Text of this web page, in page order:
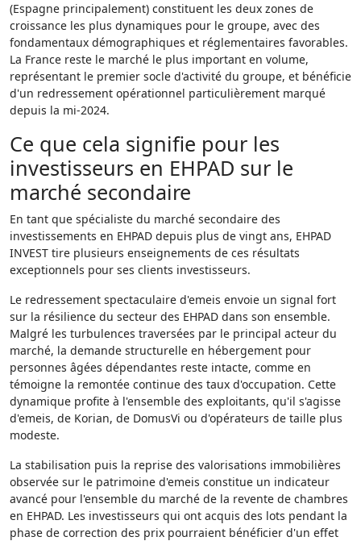
(Espagne principalement) constituent les deux zones de
croissance les plus dynamiques pour le groupe, avec des
fondamentaux démographiques et réglementaires favorables.
La France reste le marché le plus important en volume,
représentant le premier socle d'activité du groupe, et bénéficie
d'un redressement opérationnel particulièrement marqué
depuis la mi-2024.
Ce que cela signifie pour les
investisseurs en EHPAD sur le
marché secondaire
En tant que spécialiste du marché secondaire des
investissements en EHPAD depuis plus de vingt ans, EHPAD
INVEST tire plusieurs enseignements de ces résultats
exceptionnels pour ses clients investisseurs.
Le redressement spectaculaire d'emeis envoie un signal fort
sur la résilience du secteur des EHPAD dans son ensemble.
Malgré les turbulences traversées par le principal acteur du
marché, la demande structurelle en hébergement pour
personnes âgées dépendantes reste intacte, comme en
témoigne la remontée continue des taux d'occupation. Cette
dynamique profite à l'ensemble des exploitants, qu'il s'agisse
d'emeis, de Korian, de DomusVi ou d'opérateurs de taille plus
modeste.
La stabilisation puis la reprise des valorisations immobilières
observée sur le patrimoine d'emeis constitue un indicateur
avancé pour l'ensemble du marché de la revente de chambres
en EHPAD. Les investisseurs qui ont acquis des lots pendant la
phase de correction des prix pourraient bénéficier d'un effet